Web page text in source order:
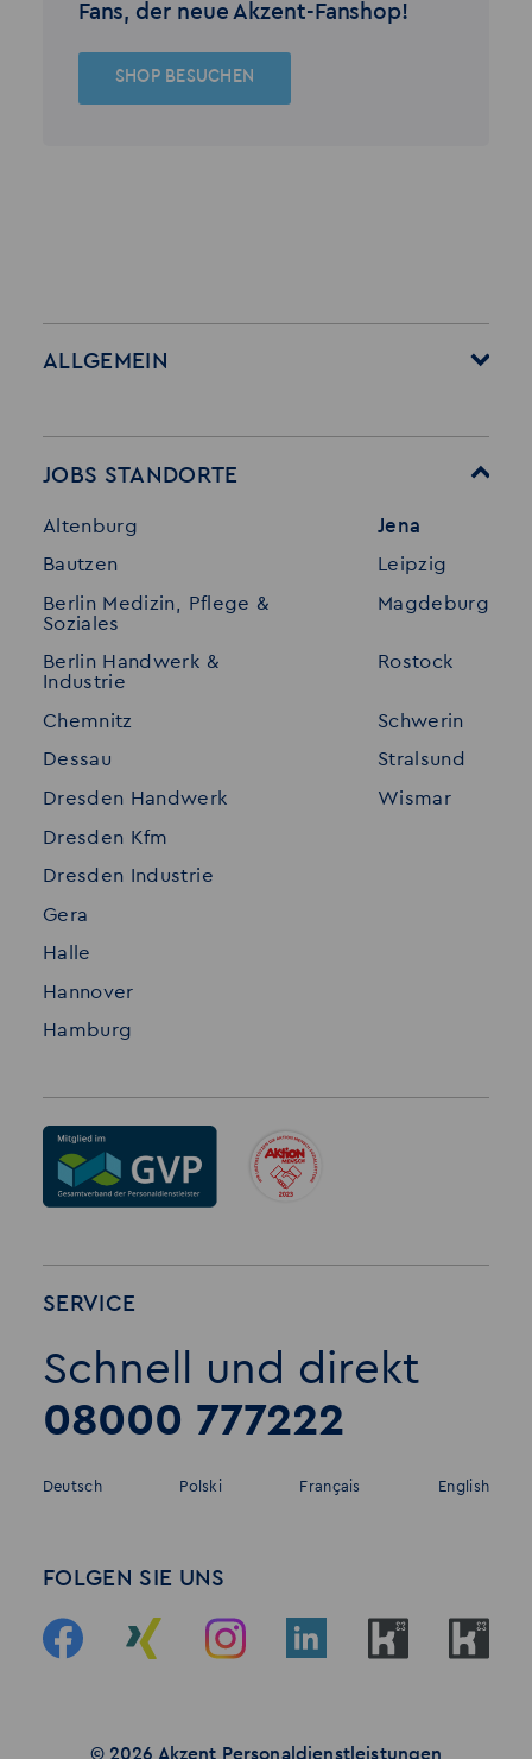
Fans, der neue Akzent-Fanshop!
SHOP BESUCHEN
ALLGEMEIN
Für Bewerber
Stellenangebote
Initiativ bewerben
Merkzettel
Standorte
Referenzen
Interne Jobs
Datenschutz
Impressum
JOBS STANDORTE
Altenburg
Bautzen
Berlin Medizin, Pflege &
Soziales
Berlin Handwerk &
Industrie
Chemnitz
Dessau
Dresden Handwerk
Dresden Kfm
Dresden Industrie
Gera
Halle
Hannover
Hamburg
Jena
Leipzig
Magdeburg
Rostock
Schwerin
Stralsund
Wismar
SERVICE
Schnell und direkt
08000 777222
Deutsch Polski Français English
FOLGEN SIE UNS
© 2026 Akzent Personaldienstleistungen